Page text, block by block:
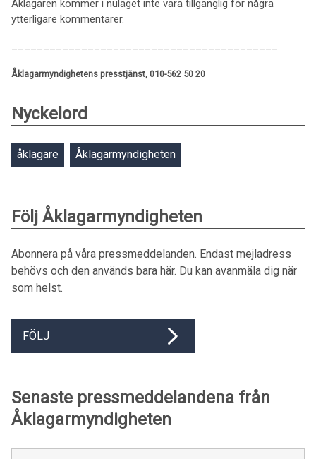
Åklagaren kommer i nuläget inte vara tillgänglig för några
ytterligare kommentarer.
Åklagarmyndighetens presstjänst, 010-562 50 20
Nyckelord
åklagare Åklagarmyndigheten
Följ Åklagarmyndigheten
Abonnera på våra pressmeddelanden. Endast mejladress
behövs och den används bara här. Du kan avanmäla dig när
som helst.
FÖLJ
Senaste pressmeddelandena från
Åklagarmyndigheten